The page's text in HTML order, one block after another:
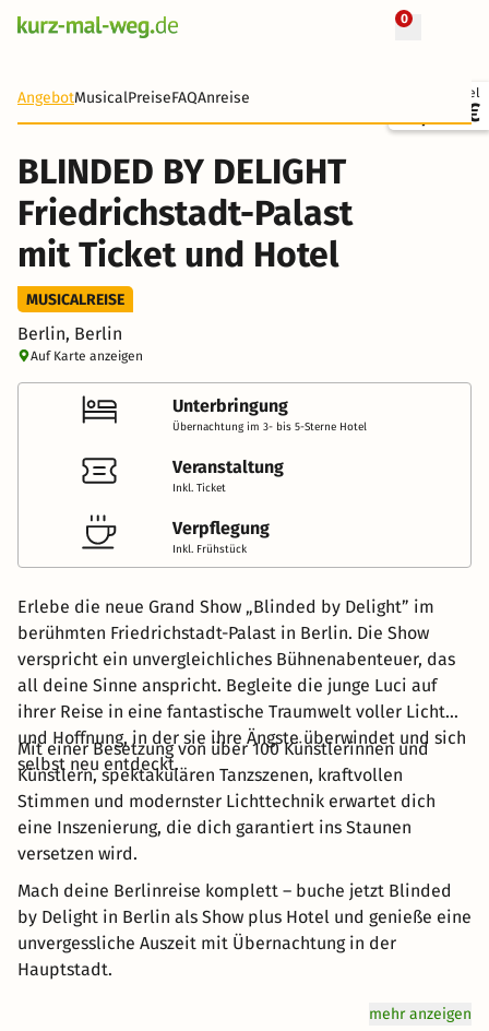
0 + 32 Fotos
Ticket + Hotel
77,00 €
AngebotMusicalPreiseFAQAnreise
BLINDED BY DELIGHT
Friedrichstadt-Palast
mit Ticket und Hotel
MUSICALREISE
Berlin, Berlin
Auf Karte anzeigen
Unterbringung
Übernachtung im 3- bis 5-Sterne Hotel
Veranstaltung
Inkl. Ticket
Verpflegung
Inkl. Frühstück
Erlebe die neue Grand Show „Blinded by Delight” im
berühmten Friedrichstadt-Palast in Berlin. Die Show
verspricht ein unvergleichliches Bühnenabenteuer, das
all deine Sinne anspricht. Begleite die junge Luci auf
ihrer Reise in eine fantastische Traumwelt voller Licht
und Hoffnung, in der sie ihre Ängste überwindet und sich
selbst neu entdeckt.
Mit einer Besetzung von über 100 Künstlerinnen und
Künstlern, spektakulären Tanzszenen, kraftvollen
Stimmen und modernster Lichttechnik erwartet dich
eine Inszenierung, die dich garantiert ins Staunen
versetzen wird.
Mach deine Berlinreise komplett – buche jetzt Blinded
by Delight in Berlin als Show plus Hotel und genieße eine
unvergessliche Auszeit mit Übernachtung in der
Hauptstadt.
mehr anzeigen